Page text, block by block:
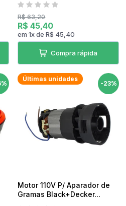
R$ 63,20
R$ 45,40
em1xdeR$ 45,40
Compra rápida
-23%
Últimas unidades
Motor 110V P/ Aparador de
Gramas Black+Decker